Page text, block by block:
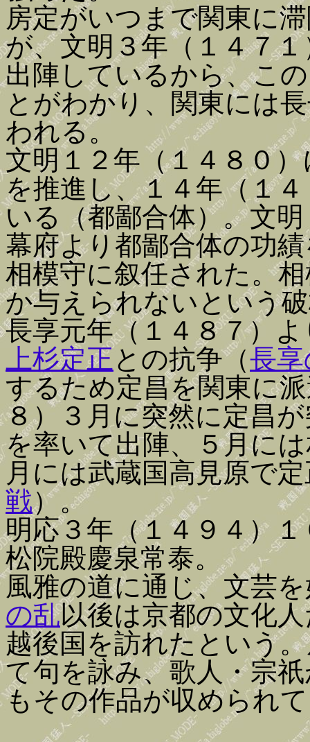
房定がいつまで関東に
が、文明３年（１４７
出陣しているから、こ
とがわかり、関東には
われる。
文明１２年（１４８０
を推進し、１４年（１
いる（都鄙合体）。文
幕府より都鄙合体の功
相模守に叙任された。
か与えられないという
長享元年（１４８７）
上杉定正 との抗争（長
するため定昌を関東に
８）３月に突然に定昌
を率いて出陣、５月に
月には武蔵国高見原で
戦）。
明応３年（１４９４）
松院殿慶泉常泰。
風雅の道に通じ、文芸
の乱以後は京都の文化
越後国を訪れたという
て句を詠み、歌人・宗
もその作品が収められ